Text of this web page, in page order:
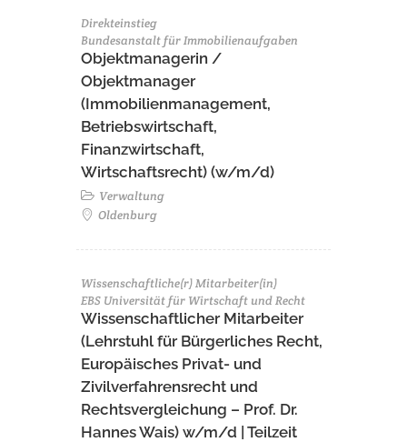
Direkteinstieg
Bundesanstalt für Immobilienaufgaben
Objektmanagerin /
Objektmanager
(Immobilienmanagement,
Betriebswirtschaft,
Finanzwirtschaft,
Wirtschaftsrecht) (w/m/d)
Verwaltung
Oldenburg
Wissenschaftliche(r) Mitarbeiter(in)
EBS Universität für Wirtschaft und Recht
Wissenschaftlicher Mitarbeiter
(Lehrstuhl für Bürgerliches Recht,
Europäisches Privat- und
Zivilverfahrensrecht und
Rechtsvergleichung – Prof. Dr.
Hannes Wais) w/m/d | Teilzeit